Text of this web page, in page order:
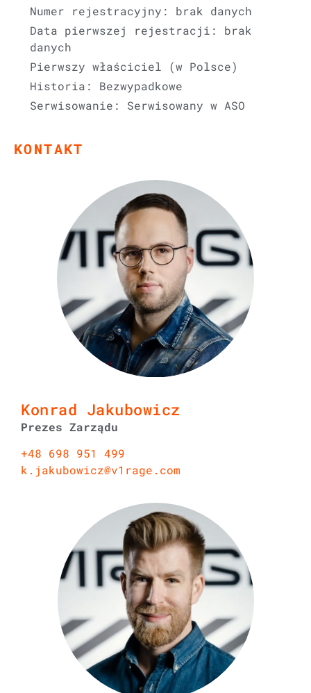
Numer rejestracyjny: brak danych
Data pierwszej rejestracji: brak
danych
Pierwszy właściciel (w Polsce)
Historia: Bezwypadkowe
Serwisowanie: Serwisowany w ASO
KONTAKT
Konrad Jakubowicz
Prezes Zarządu
+48 698 951 499
k.jakubowicz@v1rage.com